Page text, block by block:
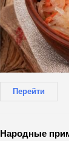
Перейти
Народные